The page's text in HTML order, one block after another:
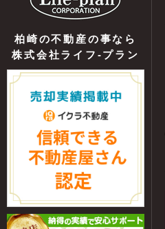
柏崎の不動産の事なら
株式会社ライフ-プラン